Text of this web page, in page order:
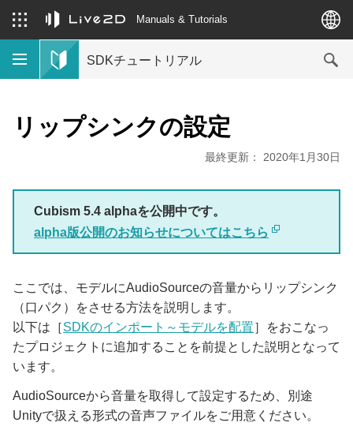
Manuals & Tutorials
SDKチュートリアル
リップシンクの設定
最終更新： 2020年1月30日
Cubism 5.4 alphaを公開中です。
alpha版公開のお知らせについてはこちら
ここでは、モデルにAudioSourceの音量からリップシンク
（口パク）をさせる方法を説明します。
以下は［SDKのインポート～モデルを配置］をおこなっ
たプロジェクトに追加することを前提とした説明となって
います。
AudioSourceから音量を取得して設定するため、別途
Unityで扱える形式の音声ファイルをご用意ください。